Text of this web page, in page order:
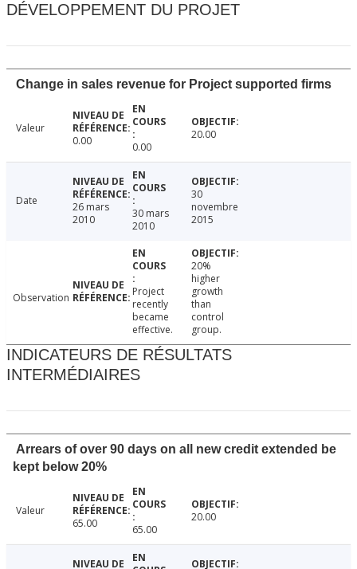
DÉVELOPPEMENT DU PROJET
Change in sales revenue for Project supported firms
Valeur
0.00
0.00
20.00
Date
26 mars
2010
30 mars
2010
30
novembre
2015
Observation
Project
recently
became
effective.
20%
higher
growth
than
control
group.
INDICATEURS DE RÉSULTATS
INTERMÉDIAIRES
Arrears of over 90 days on all new credit extended be
kept below 20%
Valeur
65.00
65.00
20.00